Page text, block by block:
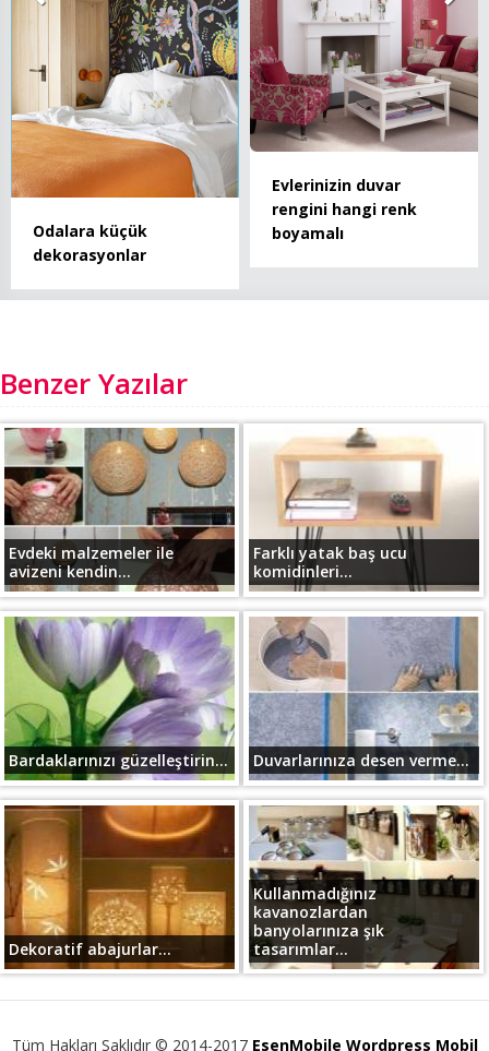
Odalara küçük
dekorasyonlar
Evlerinizin duvar
rengini hangi renk
boyamalı
Benzer Yazılar
Evdeki malzemeler ile
avizeni kendin...
Farklı yatak baş ucu
komidinleri...
Bardaklarınızı güzelleştirin... Duvarlarınıza desen verme...
Dekoratif abajurlar...
Kullanmadığınız
kavanozlardan
banyolarınıza şık
tasarımlar...
Tüm Hakları Saklıdır © 2014-2017 EsenMobile Wordpress Mobil